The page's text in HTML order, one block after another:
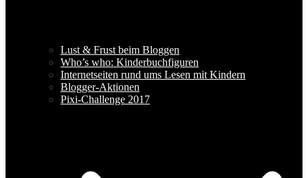
Lust & Frust beim Bloggen
Who’s who: Kinderbuchfiguren
Internetseiten rund ums Lesen mit Kindern
Blogger-Aktionen
Pixi-Challenge 2017